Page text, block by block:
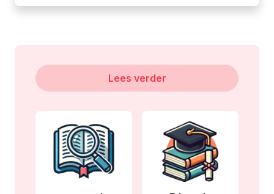
Lees verder